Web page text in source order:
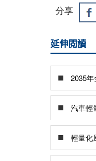
分享
延伸閱讀
2035
汽車輕
輕量化